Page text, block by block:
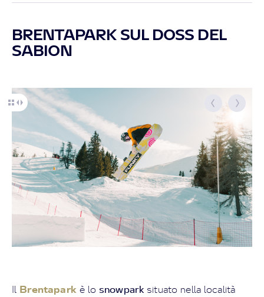
BRENTAPARK SUL DOSS DEL
SABION
Il Brentapark è lo snowpark situato nella località